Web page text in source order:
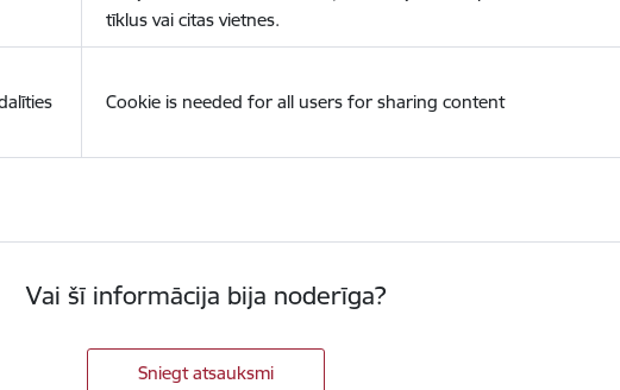
tīklus vai citas vietnes.
Cookie is needed for all users for sharing content
Vai šī informācija bija noderīga?
Sniegt atsauksmi